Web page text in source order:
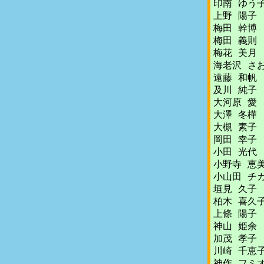
印南 ゆう
上野 陽子
梅田 幹博
梅田 義則
梅花 美月
海老沢 さ
遠藤 和帆
及川 純子
大河原 愛
大澤 冬樺
大槻 素子
岡田 幸子
小田 光代
小野寺 恵
小山田 チ
垣見 久子
柏木 喜久
上條 陽子
神山 姫余
加茂 孝子
川崎 千恵